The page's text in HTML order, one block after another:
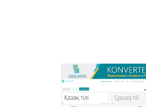
Qazlatyn.kz - is a
functional
that transforms texts